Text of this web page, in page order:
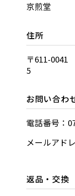
京煎堂
住所
〒611-0041
5
お問い合わ
電話番号：
メールアド
返品・交換